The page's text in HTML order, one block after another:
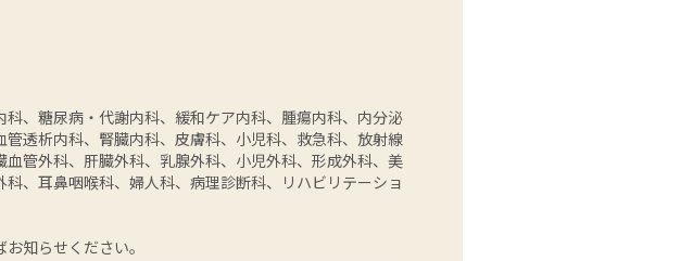
、糖尿病・代謝内科、緩和ケア内科、腫瘍内科、内分泌
透析内科、腎臓内科、皮膚科、小児科、救急科、放射線
管外科、肝臓外科、乳腺外科、小児外科、形成外科、美
、耳鼻咽喉科、婦人科、病理診断科、リハビリテーショ
知らせください。